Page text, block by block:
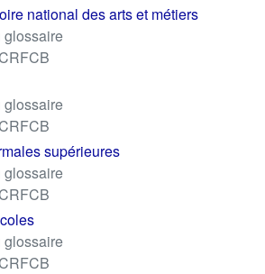
national des arts et métiers
supérieures